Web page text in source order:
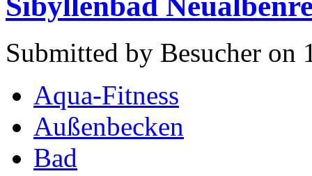
Submitted by Besucher on
Aqua-Fitness
Außenbecken
Bad